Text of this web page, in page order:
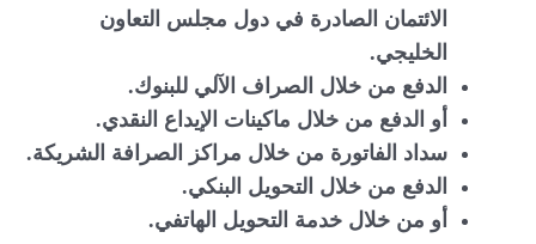
الائتمان الصادرة في دول مجلس التعاون
الخليجي.
الدفع من خلال الصراف الآلي للبنوك.
أو الدفع من خلال ماكينات الإيداع النقدي.
سداد الفاتورة من خلال مراكز الصرافة الشريكة.
الدفع من خلال التحويل البنكي.
أو من خلال خدمة التحويل الهاتفي.